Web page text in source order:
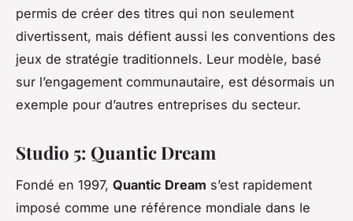
permis de créer des titres qui non seulement
divertissent, mais défient aussi les conventions des
jeux de stratégie traditionnels. Leur modèle, basé
sur l’engagement communautaire, est désormais un
exemple pour d’autres entreprises du secteur.
Studio 5: Quantic Dream
Fondé en 1997, Quantic Dream s’est rapidement
imposé comme une référence mondiale dans le